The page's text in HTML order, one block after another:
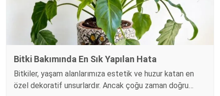
Bitki Bakımında En Sık Yapılan Hata
Bitkiler, yaşam alanlarımıza estetik ve huzur katan en
özel dekoratif unsurlardır. Ancak çoğu zaman doğru